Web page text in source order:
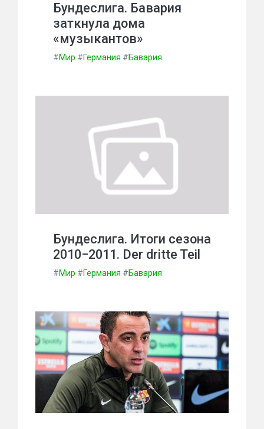
Бундеслига. Бавария
заткнула дома
«музыкантов»
#Мир #Германия #Бавария
Бундеслига. Итоги сезона
2010−2011. Der dritte Teil
#Мир #Германия #Бавария